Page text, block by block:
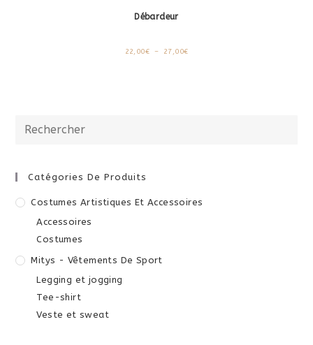
Débardeur
22,00€ – 27,00€
Catégories De Produits
Costumes Artistiques Et Accessoires
Accessoires
Costumes
Mitys - Vêtements De Sport
Legging et jogging
Tee-shirt
Veste et sweat